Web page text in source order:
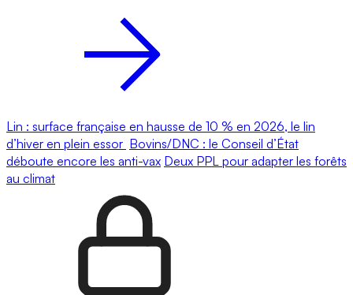
Lin : surface française en hausse de 10 % en 2026, le lin
d’hiver en plein essor Bovins/DNC : le Conseil d’État
déboute encore les anti-vax Deux PPL pour adapter les forêts
au climat